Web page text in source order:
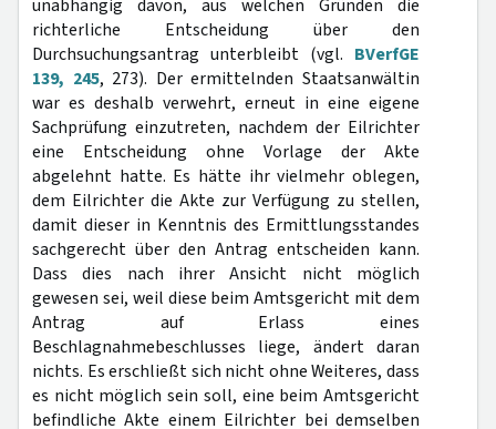
unabhängig davon, aus welchen Gründen die
richterliche Entscheidung über den
Durchsuchungsantrag unterbleibt (vgl. BVerfGE
139, 245, 273). Der ermittelnden Staatsanwältin
war es deshalb verwehrt, erneut in eine eigene
Sachprüfung einzutreten, nachdem der Eilrichter
eine Entscheidung ohne Vorlage der Akte
abgelehnt hatte. Es hätte ihr vielmehr oblegen,
dem Eilrichter die Akte zur Verfügung zu stellen,
damit dieser in Kenntnis des Ermittlungsstandes
sachgerecht über den Antrag entscheiden kann.
Dass dies nach ihrer Ansicht nicht möglich
gewesen sei, weil diese beim Amtsgericht mit dem
Antrag auf Erlass eines
Beschlagnahmebeschlusses liege, ändert daran
nichts. Es erschließt sich nicht ohne Weiteres, dass
es nicht möglich sein soll, eine beim Amtsgericht
befindliche Akte einem Eilrichter bei demselben